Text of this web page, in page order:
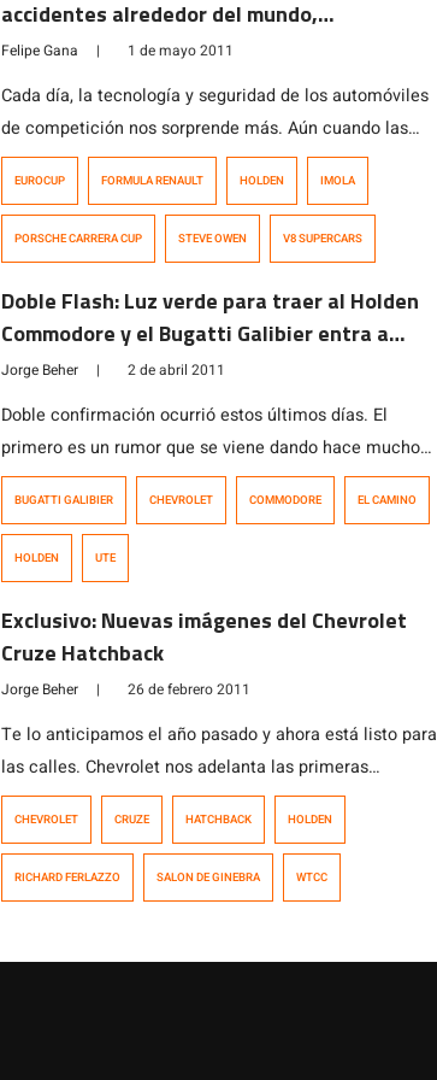
accidentes alrededor del mundo,
afortunadamente sin consecuencias mayores
Felipe Gana | 1 de mayo 2011
Cada día, la tecnología y seguridad de los automóviles
de competición nos sorprende más. Aún cuando las
tragedias siguen ocurriendo cada tiempos cada vez
pilotos salgan ilesos de impactos que dejan sin habla a
los […]
EUROCUP FORMULA RENAULT HOLDEN IMOLA
PORSCHE CARRERA CUP STEVE OWEN V8 SUPERCARS
Doble Flash: Luz verde para traer al Holden
Commodore y el Bugatti Galibier entra a
producción.
Jorge Beher | 2 de abril 2011
Doble confirmación ocurrió estos últimos días. El
primero es un rumor que se viene dando hace mucho
rato ya, sobre el futuro del esperado Pontiac G8. Bueno,
aprobó la llegada del Holden Commodore a […]
BUGATTI GALIBIER CHEVROLET COMMODORE EL CAMINO
HOLDEN UTE
Exclusivo: Nuevas imágenes del Chevrolet
Cruze Hatchback
Jorge Beher | 26 de febrero 2011
Te lo anticipamos el año pasado y ahora está listo para
las calles. Chevrolet nos adelanta las primeras
imágenes de la versión definitiva del Chevrolet Cruze
las exitosas ventas de la versión sedán. Te adelantamos
CHEVROLET CRUZE HATCHBACK HOLDEN
RICHARD FERLAZZO SALON DE GINEBRA WTCC